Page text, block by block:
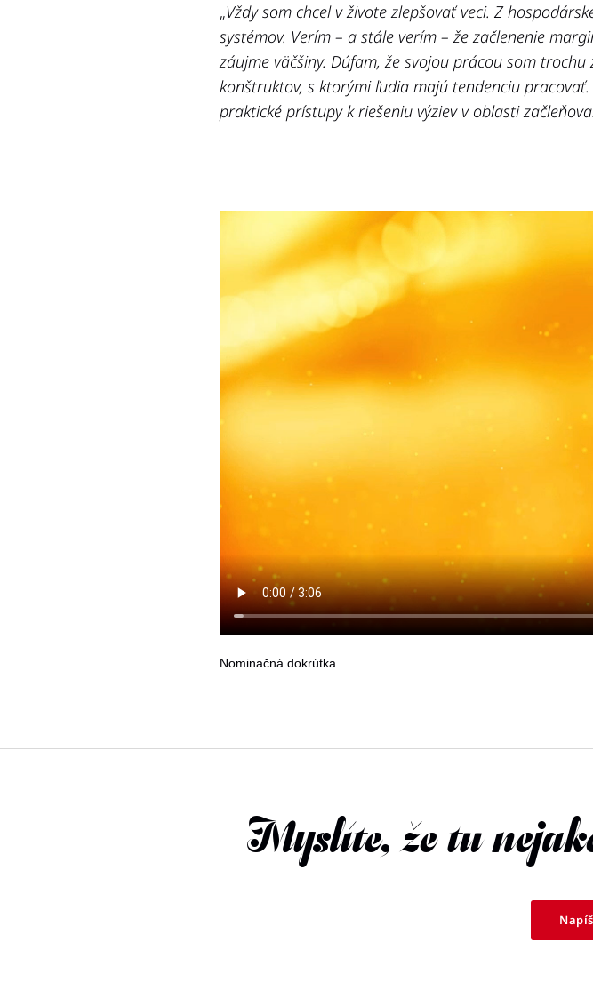
„Vždy som chcel v živote zlepšovať veci. Z
systémov. Verím – a stále verím – že začlenenie
záujme väčšiny. Dúfam, že svojou prácou som
konštruktov, s ktorými ľudia majú tendenciu
praktické prístupy k riešeniu výziev v oblasti
Nominačná dokrútka
Myslíte, že tu